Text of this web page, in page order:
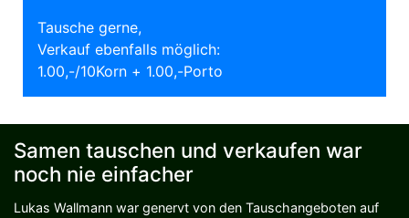
Tausche gerne,
Verkauf ebenfalls möglich:
1.00,-/10Korn + 1.00,-Porto
Samen tauschen und verkaufen war
noch nie einfacher
Lukas Wallmann war genervt von den Tauschangeboten auf